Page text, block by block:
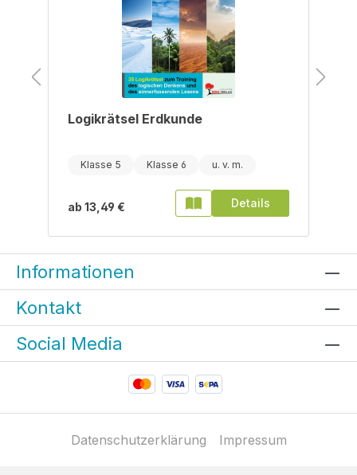
Logikrätsel Erdkunde
Klasse 5 Klasse 6
ab 13,49 € Details
Informationen
Kontakt
Social Media
Datenschutzerklärung Impressum